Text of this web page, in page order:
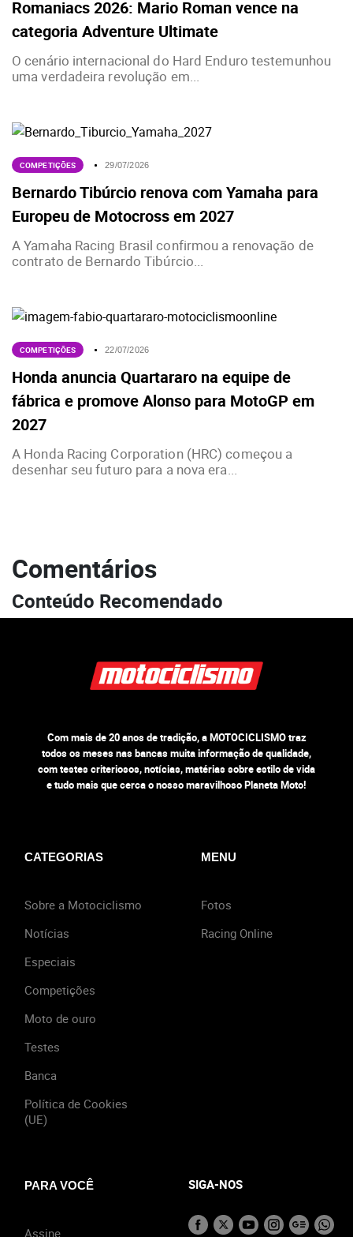
Romaniacs 2026: Mario Roman vence na
categoria Adventure Ultimate
O cenário internacional do Hard Enduro testemunhou
uma verdadeira revolução em...
COMPETIÇÕES 29/07/2026
Bernardo Tibúrcio renova com Yamaha para
Europeu de Motocross em 2027
A Yamaha Racing Brasil confirmou a renovação de
contrato de Bernardo Tibúrcio...
COMPETIÇÕES 22/07/2026
Honda anuncia Quartararo na equipe de
fábrica e promove Alonso para MotoGP em
2027
A Honda Racing Corporation (HRC) começou a
desenhar seu futuro para a nova era...
Comentários
Conteúdo Recomendado
Com mais de 20 anos de tradição, a MOTOCICLISMO traz
todos os meses nas bancas muita informação de qualidade,
com testes criteriosos, notícias, matérias sobre estilo de vida
e tudo mais que cerca o nosso maravilhoso Planeta Moto!
CATEGORIAS
Sobre a Motociclismo
Notícias
Especiais
Competições
Moto de ouro
Testes
Banca
Política de Cookies
(UE)
MENU
Fotos
Racing Online
PARA VOCÊ
Assine
SIGA-NOS